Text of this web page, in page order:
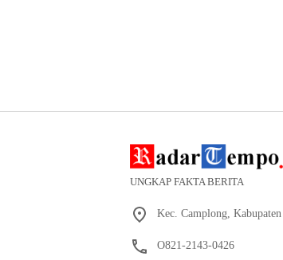
UNGKAP FAKTA BERITA
Kec. Camplong,
O821-2143-0426